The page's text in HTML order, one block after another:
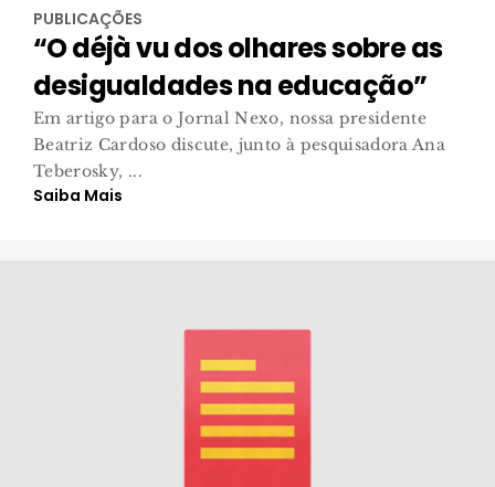
PUBLICAÇÕES
“O déjà vu dos olhares sobre as
desigualdades na educação”
Em artigo para o Jornal Nexo, nossa presidente
Beatriz Cardoso discute, junto à pesquisadora Ana
Teberosky, ...
Saiba Mais